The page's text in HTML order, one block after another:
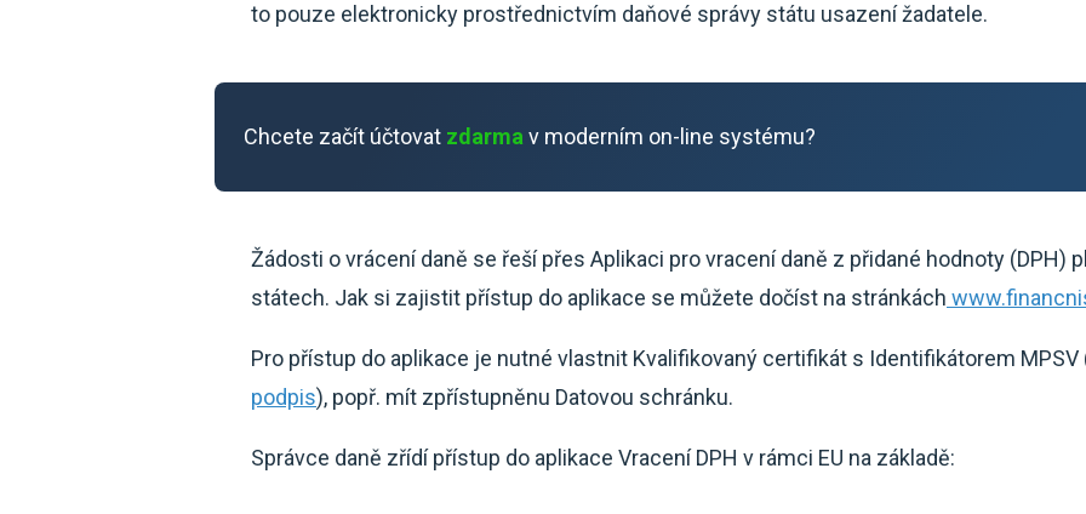
to pouze elektronicky prostřednictvím daňové správy státu usazení žadatele.
Chcete začít účtovat zdarma v moderním on-line systému?
Žádosti o vrácení daně se řeší přes Aplikaci pro vracení daně z přidané hodnoty (DPH)
státech. Jak si zajistit přístup do aplikace se můžete dočíst na stránkách
Pro přístup do aplikace je nutné vlastnit Kvalifikovaný certifikát s Identifikátorem MPSV
podpis), popř. mít zpřístupněnu Datovou schránku.
Správce daně zřídí přístup do aplikace Vracení DPH v rámci EU na základě: